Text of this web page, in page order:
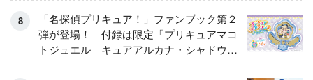
「名探偵プリキュア！」ファンブック第２
弾が登場！ 付録は限定「プリキュアマコ
トジュエル キュアアルカナ・シャドウ
アイスver.」 キュアエクレールを大特